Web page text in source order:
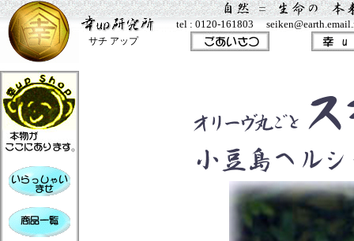
tel : 0120-161803
サチ アップ